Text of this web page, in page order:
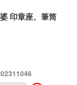
印章座、筆筒